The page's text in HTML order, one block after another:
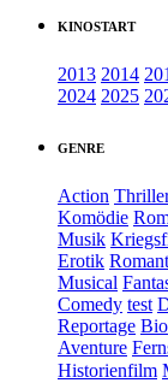
KINOSTART
2013 2014
2024 2025
GENRE
Action
Komödie
Musik
Erotik
Musical
Comedy test
Reportage
Aventure
Historienfilm